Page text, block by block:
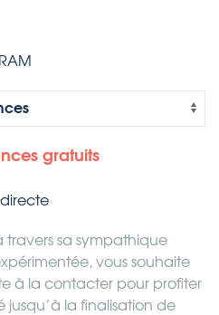
gratuits
directe
sa sympathique
vous souhaite
à la contacter pour profiter
jusqu’à la finalisation de